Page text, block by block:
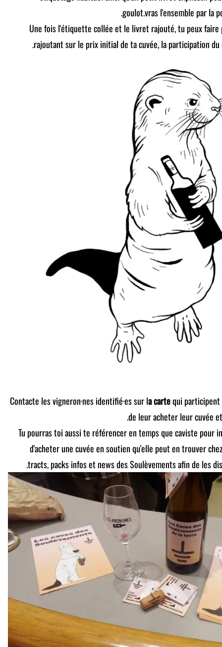
goulot.vras l'ensemble par la
5. Une fois l'étiquette collée et le livret rajouté, tu peux
rajoutant sur le prix initial de ta cuvée, la participation
Contacte les vigneron·nes identifié·es sur la cartequi participent
de leur acheter leur cuvée
Tu pourras toi aussi te référencer en temps que caviste pour
d'acheter une cuvée en soutien qu'elle peut en trouver
tracts, packs infos et news des Soulèvements afin de les